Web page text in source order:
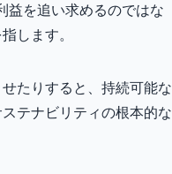
を追い求めるのではな
します。
たりすると、持続可能な
テナビリティの根本的な